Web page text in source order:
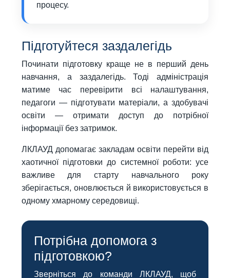
процесу.
Підготуйтеся заздалегідь
Починати підготовку краще не в перший день
навчання, а заздалегідь. Тоді адміністрація
матиме час перевірити всі налаштування,
педагоги — підготувати матеріали, а здобувачі
освіти — отримати доступ до потрібної
інформації без затримок.
ЛКЛАУД допомагає закладам освіти перейти від
хаотичної підготовки до системної роботи: усе
важливе для старту навчального року
зберігається, оновлюється й використовується в
одному хмарному середовищі.
Потрібна допомога з
підготовкою?
Зверніться до команди ЛКЛАУД, щоб